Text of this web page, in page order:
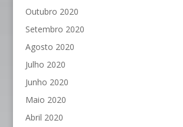
Outubro 2020
Setembro 2020
Agosto 2020
Julho 2020
Junho 2020
Maio 2020
Abril 2020